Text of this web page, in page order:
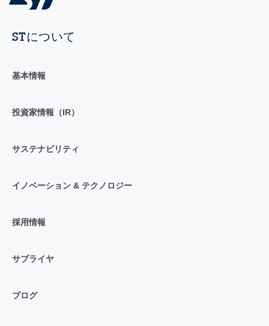
STについて
基本情報
投資家情報（IR）
サステナビリティ
イノベーション & テクノロジー
採用情報
サプライヤ
ブログ